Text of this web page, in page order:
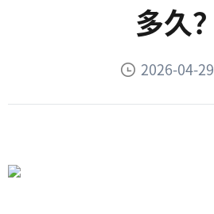
多久？
2026-04-29